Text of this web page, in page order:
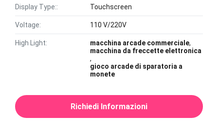
Display Type:: Touchscreen
Voltage: 110 V/220V
High Light: macchina arcade commerciale,
macchina da freccette elettronica
,
gioco arcade di sparatoria a
monete
Richiedi Informazioni